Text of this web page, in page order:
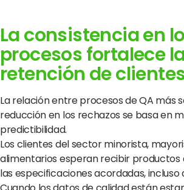
La consistencia en
procesos fortalece
retención de
La relación entre procesos de QA más
reducción en los rechazos se basa en
predictibilidad.
Los clientes del sector minorista,
alimentarios esperan recibir productos
las especificaciones acordadas, incluso